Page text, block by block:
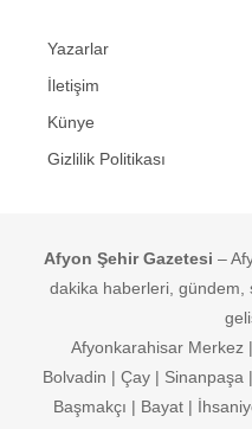
Yazarlar
İletişim
Künye
Gizlilik Politikası
Afyon Şehir Gazetesi –
dakika haberleri, gündem,
Afyonkarahisar Merkez
Bolvadin | Çay | Sinanpaşa
Başmakçı | Bayat |